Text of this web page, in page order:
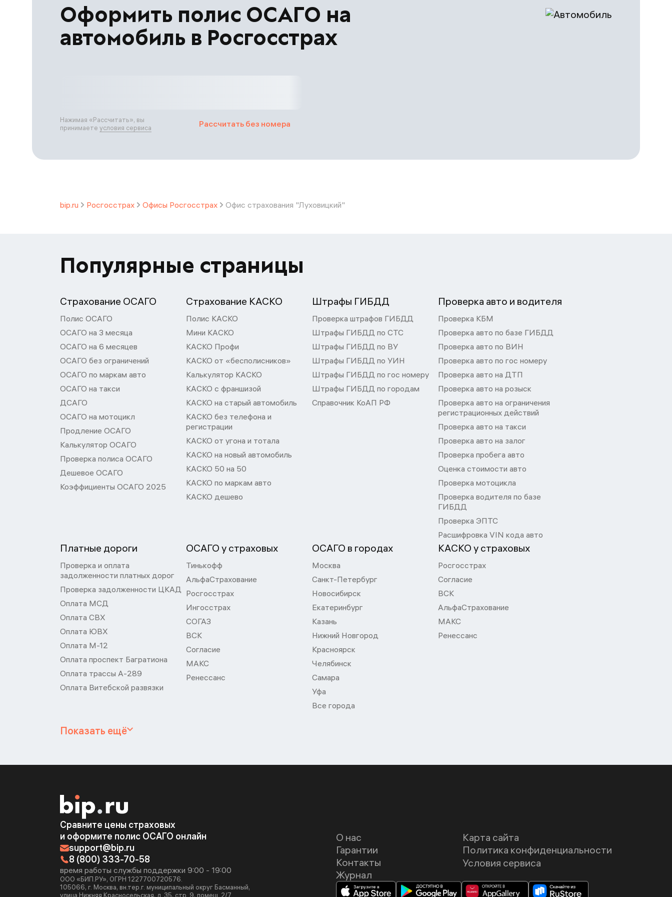
Оформить полис ОСАГО на
автомобиль в Росгосстрах
Рассчитать без номера
Нажимая «Рассчитать», вы
принимаете условия сервиса
bip.ru Росгосстрах Офисы Росгосстрах Офис страхования "Луховицкий"
Популярные страницы
Страхование ОСАГО
Полис ОСАГО
ОСАГО на 3 месяца
ОСАГО на 6 месяцев
ОСАГО без ограничений
ОСАГО по маркам авто
ОСАГО на такси
ДСАГО
ОСАГО на мотоцикл
Продление ОСАГО
Калькулятор ОСАГО
Проверка полиса ОСАГО
Дешевое ОСАГО
Коэффициенты ОСАГО 2025
Страхование КАСКО
Полис КАСКО
Мини КАСКО
КАСКО Профи
КАСКО от «бесполисников»
Калькулятор КАСКО
КАСКО с франшизой
КАСКО на старый автомобиль
КАСКО без телефона и
регистрации
КАСКО от угона и тотала
КАСКО на новый автомобиль
КАСКО 50 на 50
КАСКО по маркам авто
КАСКО дешево
Штрафы ГИБДД
Проверка штрафов ГИБДД
Штрафы ГИБДД по СТС
Штрафы ГИБДД по ВУ
Штрафы ГИБДД по УИН
Штрафы ГИБДД по гос номеру
Штрафы ГИБДД по городам
Справочник КоАП РФ
Проверка авто и водителя
Проверка КБМ
Проверка авто по базе ГИБДД
Проверка авто по ВИН
Проверка авто по гос номеру
Проверка авто на ДТП
Проверка авто на розыск
Проверка авто на ограничения
регистрационных действий
Проверка авто на такси
Проверка авто на залог
Проверка пробега авто
Оценка стоимости авто
Проверка мотоцикла
Проверка водителя по базе
ГИБДД
Проверка ЭПТС
Расшифровка VIN кода авто
Платные дороги
Проверка и оплата
задолженности платных дорог
Проверка задолженности ЦКАД
Оплата МСД
Оплата СВХ
Оплата ЮВХ
Оплата М-12
Оплата проспект Багратиона
Оплата трассы А-289
Оплата Витебской развязки
ОСАГО у страховых
Тинькофф
АльфаСтрахование
Росгосстрах
Ингосстрах
СОГАЗ
ВСК
Согласие
МАКС
Ренессанс
ОСАГО в городах
Москва
Санкт-Петербург
Новосибирск
Екатеринбург
Казань
Нижний Новгород
Красноярск
Челябинск
Самара
Уфа
Все города
КАСКО у страховых
Росгосстрах
Согласие
ВСК
АльфаСтрахование
МАКС
Ренессанс
Показать ещё
Сравните цены страховых
и оформите полис ОСАГО онлайн
support@bip.ru
8 (800) 333-70-58
время работы службы поддержки 9:00 - 19:00
ООО «БИП.РУ», ОГРН 1227700720576.
105066, г. Москва, вн.тер.г. муниципальный округ Басманный,
улица Нижняя Красносельская, д. 35, стр. 9, помещ. 2/7
О нас
Гарантии
Контакты
Журнал
Карта сайта
Политика конфиденциальности
Условия сервиса